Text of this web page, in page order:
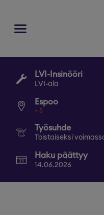
LVI-Insinööri
LVI-ala
Espoo
+ 5
Työsuhde
Toistaiseksi
Haku päättyy
14.06.2026